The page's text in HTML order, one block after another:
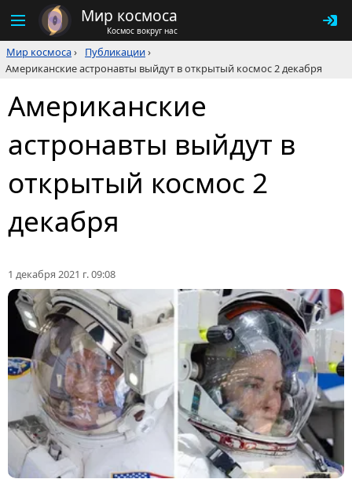
Мир космоса
Космос вокруг нас
Мир космоса› Публикации›
Американские астронавты выйдут в открытый космос 2 декабря
Американские
астронавты выйдут в
открытый космос 2
декабря
1 декабря 2021 г. 09:08